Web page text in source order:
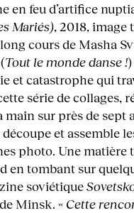
en feu d’artifice
Mariés), 2018, image
cours de Masha
(Tout le monde danse !
et catastrophe qui
série de collages,
sur près de sept
et assemble
photo. Une matière
en tombant sur
soviétique
Minsk. « Cette